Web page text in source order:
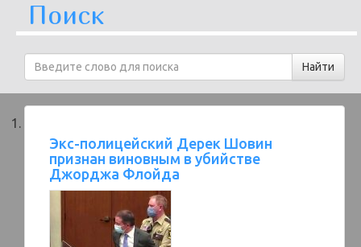
Поиск
Экс-полицейский Дерек Шовин
признан виновным в убийстве
Джорджа Флойда